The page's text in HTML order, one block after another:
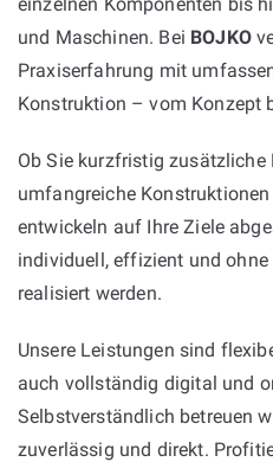
und Maschinen. Bei BOJKO
Praxiserfahrung mit
Konstruktion – vom Konzept
Ob Sie kurzfristig zusätzliche
umfangreiche
entwickeln auf Ihre Ziele
individuell, effizient und
realisiert werden.
Unsere Leistungen sind
auch vollständig digital und
Selbstverständlich betreuen
zuverlässig und direkt.